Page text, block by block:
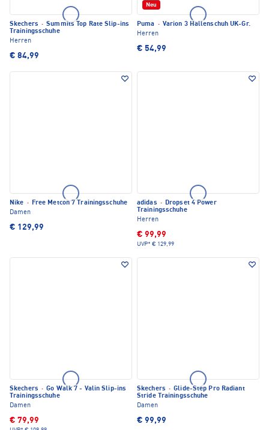
Skechers · Summits Top Rate Slip-ins
Trainingsschuhe
Herren
€ 84,99
Neu
Puma · Varion 3 Hallenschuh UK-Gr.
Herren
€ 54,99
Nike · Free Metcon 7 Trainingsschuhe
Damen
€ 129,99
adidas · Dropset 4 Power
Trainingsschuhe
Herren
€ 99,99
UVP* € 129,99
Skechers · Go Walk 7 - Valin Slip-ins
Trainingsschuhe
Damen
€ 79,99
Skechers · Glide-Step Pro Radiant
Stride Trainingsschuhe
Damen
€ 99,99